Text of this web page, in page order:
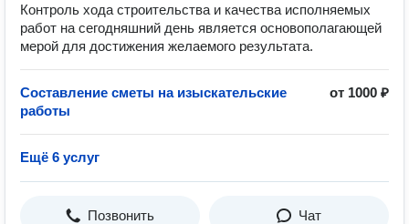
Контроль хода строительства и качества исполняемых
работ на сегодняшний день является основополагающей
мерой для достижения желаемого результата.
Составление сметы на изыскательские
работы
от 1000 ₽
Ещё 6 услуг
Позвонить Чат